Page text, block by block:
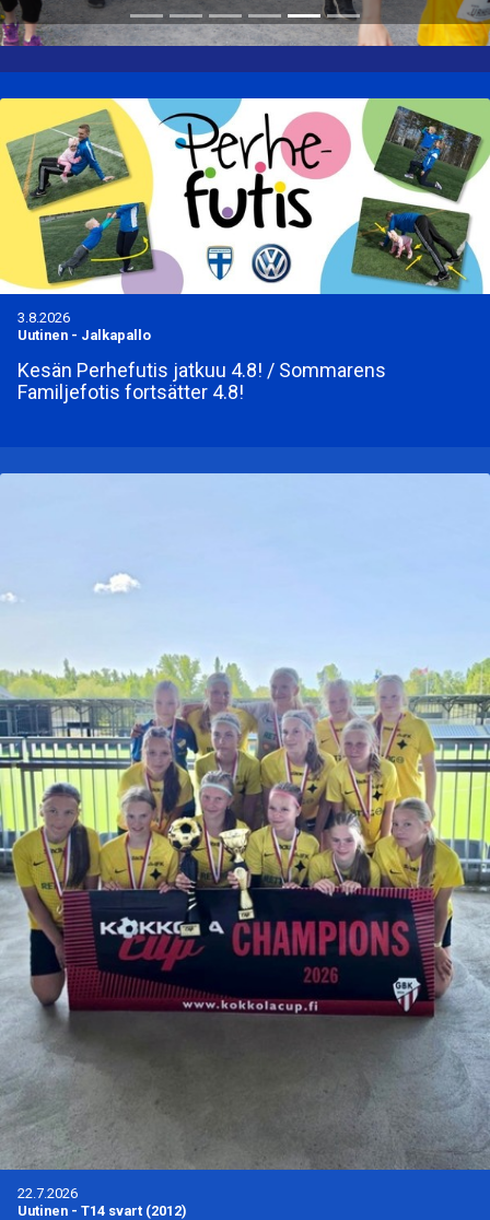
3.8.2026
Uutinen - Jalkapallo
Kesän Perhefutis jatkuu 4.8! / Sommarens
Familjefotis fortsätter 4.8!
22.7.2026
Uutinen - T14 svart (2012)